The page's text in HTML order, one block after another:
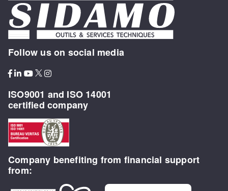
Follow us on social media
ISO9001 and ISO 14001
certified company
Company benefiting from financial support
from: